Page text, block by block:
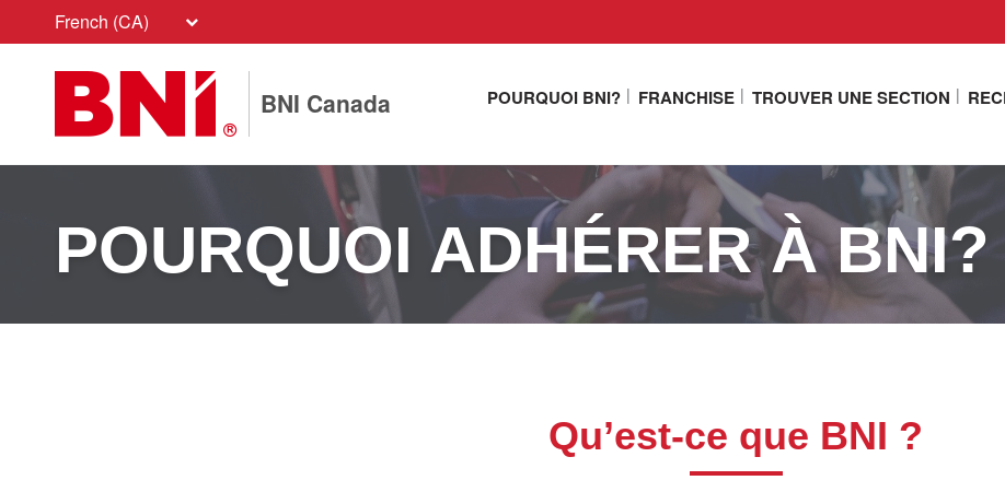
French (CA)
BNI Canada POURQUOI BNI? FRANCHISE TROUVER UNE SECTION
POURQUOI ADHÉRER À BNI?
Qu’est-ce que BNI ?